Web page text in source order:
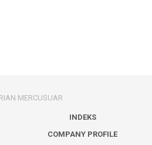
INDEKS
COMPANY PROFILE